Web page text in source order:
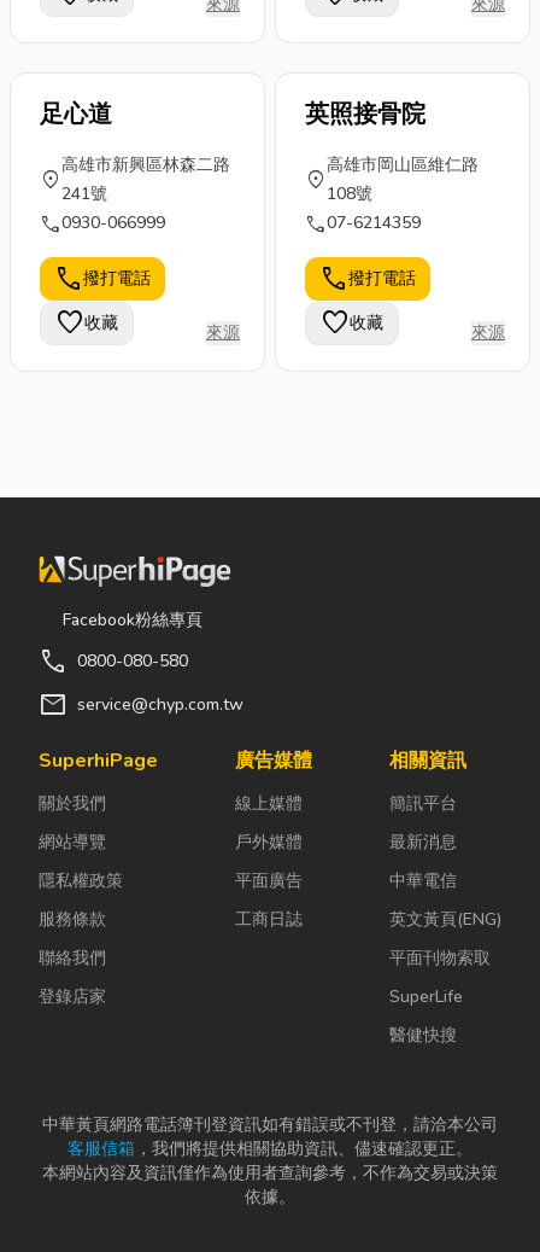
足心道
location_on
高雄市新興區林森二路
241號
call0930-066999
call撥打電話
favorite收藏 來源
英照接骨院
location_on
高雄市岡山區維仁路
108號
call07-6214359
call撥打電話
favorite收藏 來源
Facebook粉絲專頁
call 0800-080-580
mail service@chyp.com.tw
SuperhiPage
關於我們
網站導覽
隱私權政策
服務條款
聯絡我們
登錄店家
廣告媒體
線上媒體
戶外媒體
平面廣告
工商日誌
相關資訊
簡訊平台
最新消息
中華電信
英文黃頁(ENG)
平面刊物索取
SuperLife
醫健快搜
中華黃頁網路電話簿刊登資訊如有錯誤或不刊登，請洽本公司
客服信箱 ，我們將提供相關協助資訊、儘速確認更正。
本網站內容及資訊僅作為使用者查詢參考，不作為交易或決策
依據。